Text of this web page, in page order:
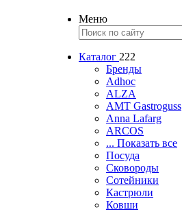
Меню
Каталог 222
Бренды
Adhoc
ALZA
AMT Gastroguss
Anna Lafarg
ARCOS
... Показать все
Посуда
Сковороды
Сотейники
Кастрюли
Ковши